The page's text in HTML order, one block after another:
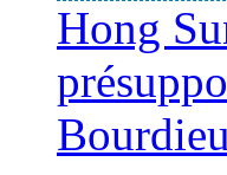
Hong
Bourdieu